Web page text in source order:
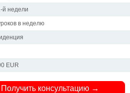
й недели
в неделю
EUR
консультацию →